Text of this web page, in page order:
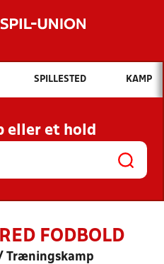
Hvad vil du søge efter?
INDHOLD OG NYHEDER
KLUBBER OG
SPILLESTED KAMP
eller et hold
FODBOLD
Træningskamp